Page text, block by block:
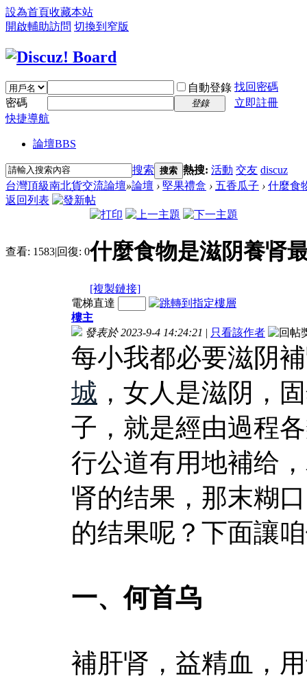
設為首頁收藏本站
開啟輔助訪問 切換到窄版
自動登錄 找回密碼
密碼
登錄
立即註冊
快捷導航
論壇BBS
搜索 搜索 熱搜: 活動 交友 discuz
台灣頂級南北貨交流論壇»論壇 › 堅果禮盒 › 五香瓜子 › 什麼食
返回列表
查看: 1583|回復: 0什麼食物是滋阴養肾
[複製鏈接]
電梯直達
樓主
發表於 2023-9-4 14:24:21 | 只看該作者
每小我都必要滋阴
城 ，女人是滋阴，
子，就是經由過程
行公道有用地補给
肾的结果，那末糊
的结果呢？下面讓
一、何首乌
補肝肾，益精血，